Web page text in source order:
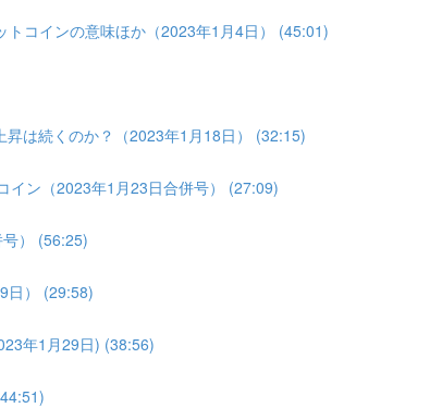
コインの意味ほか（2023年1月4日） (45:01)
は続くのか？（2023年1月18日） (32:15)
イン（2023年1月23日合併号） (27:09)
） (56:25)
日） (29:58)
年1月29日) (38:56)